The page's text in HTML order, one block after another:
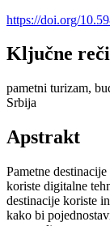
https://doi.org/
Ključne
pametni turizam,
Srbija
Apstrakt
Pametne
koriste digitalne
destinacije koriste
kako bi